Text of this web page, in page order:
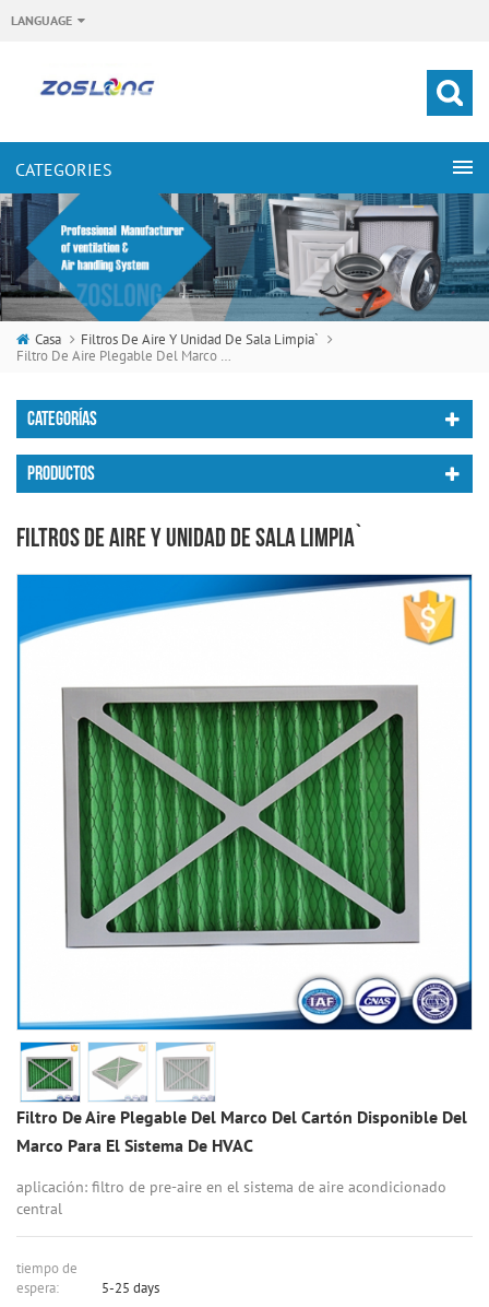
LANGUAGE
Casa
Filtros De Aire Y Unidad De Sala Limpia`
Filtro De Aire Plegable Del Marco Del Cartón Disponible Del Marco Para El Sistema De HVAC
CATEGORÍAS
PRODUCTOS
FILTROS DE AIRE Y UNIDAD DE SALA LIMPIA`
Filtro De Aire Plegable Del Marco Del Cartón Disponible Del
Marco Para El Sistema De HVAC
aplicación: filtro de pre-aire en el sistema de aire acondicionado
central
tiempo de
espera:
5-25 days